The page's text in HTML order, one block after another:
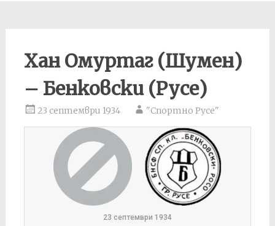
Хан Омуртаг (Шумен)
– Бенковски (Русе)
23 септември 1934 "Спортно Русе"
23 септември 1934